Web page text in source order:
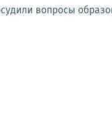
вопросы